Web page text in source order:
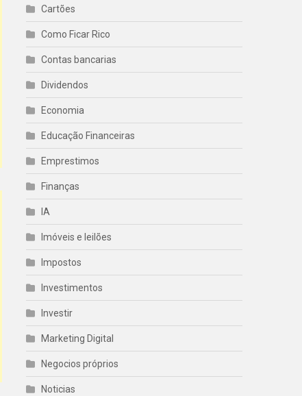
Cartões
Como Ficar Rico
Contas bancarias
Dividendos
Economia
Educação Financeiras
Emprestimos
Finanças
IA
Imóveis e leilões
Impostos
Investimentos
Investir
Marketing Digital
Negocios próprios
Noticias